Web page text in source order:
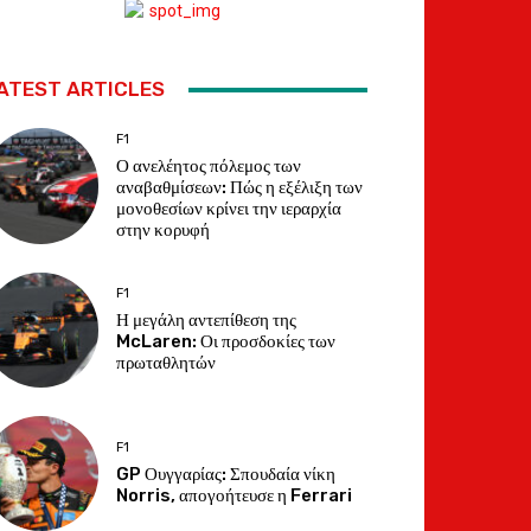
ARTICLES
F1
Ο ανελέητος πόλεμος των
αναβαθμίσεων: Πώς η εξέλιξη των
μονοθεσίων κρίνει την ιεραρχία
στην κορυφή
F1
Η μεγάλη αντεπίθεση της
McLaren: Οι προσδοκίες των
πρωταθλητών
F1
GP Ουγγαρίας: Σπουδαία νίκη
Norris, απογοήτευσε η Ferrari